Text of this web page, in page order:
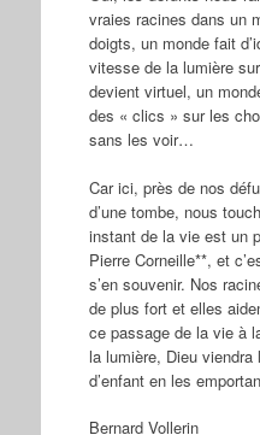
vraies racines dans un
doigts, un monde fait
vitesse de la lumière
devient virtuel, un
des « clics » sur les
sans les voir…
Car ici, près de nos
d’une tombe, nous
instant de la vie est un
Pierre Corneille**, et
s’en souvenir. Nos
de plus fort et elles
ce passage de la vie à
la lumière, Dieu
d’enfant en les
Bernard Vollerin